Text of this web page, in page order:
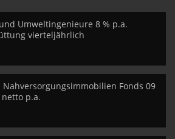
Umweltingenieure 8 % p.a.
vierteljährlich
Nahversorgungsimmobilien Fonds 09
p.a.